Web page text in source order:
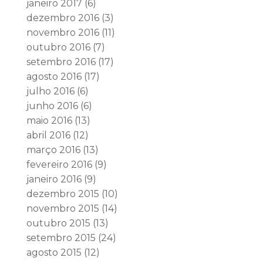
janeiro 2017 (6)
dezembro 2016(3)
novembro 2016(11)
outubro 2016(7)
setembro 2016(17)
agosto 2016(17)
julho 2016(6)
junho 2016(6)
maio 2016(13)
abril 2016(12)
março 2016(13)
fevereiro 2016(9)
janeiro 2016(9)
dezembro 2015 (10)
novembro 2015 (14)
outubro 2015 (13)
setembro 2015 (24)
agosto 2015 (12)